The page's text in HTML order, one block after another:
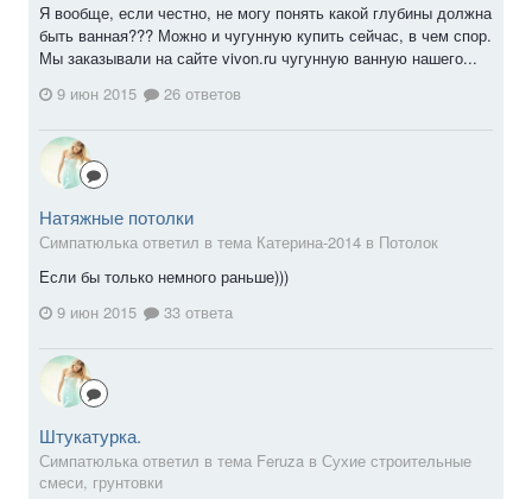
Я вообще, если честно, не могу понять какой глубины должна
быть ванная??? Можно и чугунную купить сейчас, в чем спор.
Мы заказывали на сайте vivon.ru чугунную ванную нашего...
9 июн 2015
26 ответов
Натяжные потолки
Симпатюлька ответил в тема Катерина-2014 в Потолок
Если бы только немного раньше)))
9 июн 2015
33 ответа
Штукатурка.
Симпатюлька ответил в тема Feruza в Сухие строительные
смеси, грунтовки